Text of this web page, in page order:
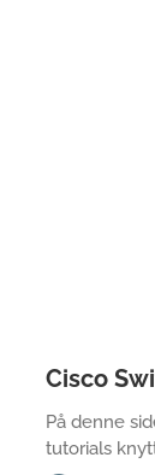
Cisco
På denne
tutorials